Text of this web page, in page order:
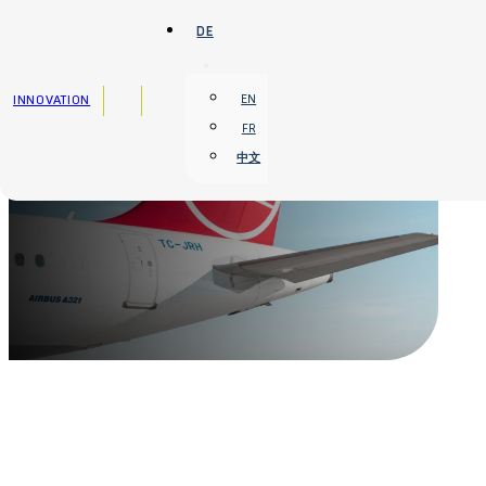
Zum Hauptinhalt springen Zum Footer springen
INNOVATION
DE
EN
FR
中文